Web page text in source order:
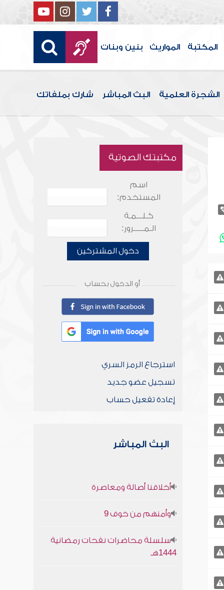
المكتبة المواريث بنين وبنات
الشجرة العلمية البث المباشر شارك بملفاتك
مكتبتك الصوتية
اسم
المستخدم:
كـلـــمـة
الـمـــــرور:
دخول المشتركين
أو الدخول بحساب
استرجاع الرمز السري
تسجيل عضو جديد
إعادة تفعيل حساب
البث المباشر
أخلاقنا أصالة ومعاصرة
وأمنهم من خوف 9
سلسلة محاضرات نفحات رمضانية
1444هـ